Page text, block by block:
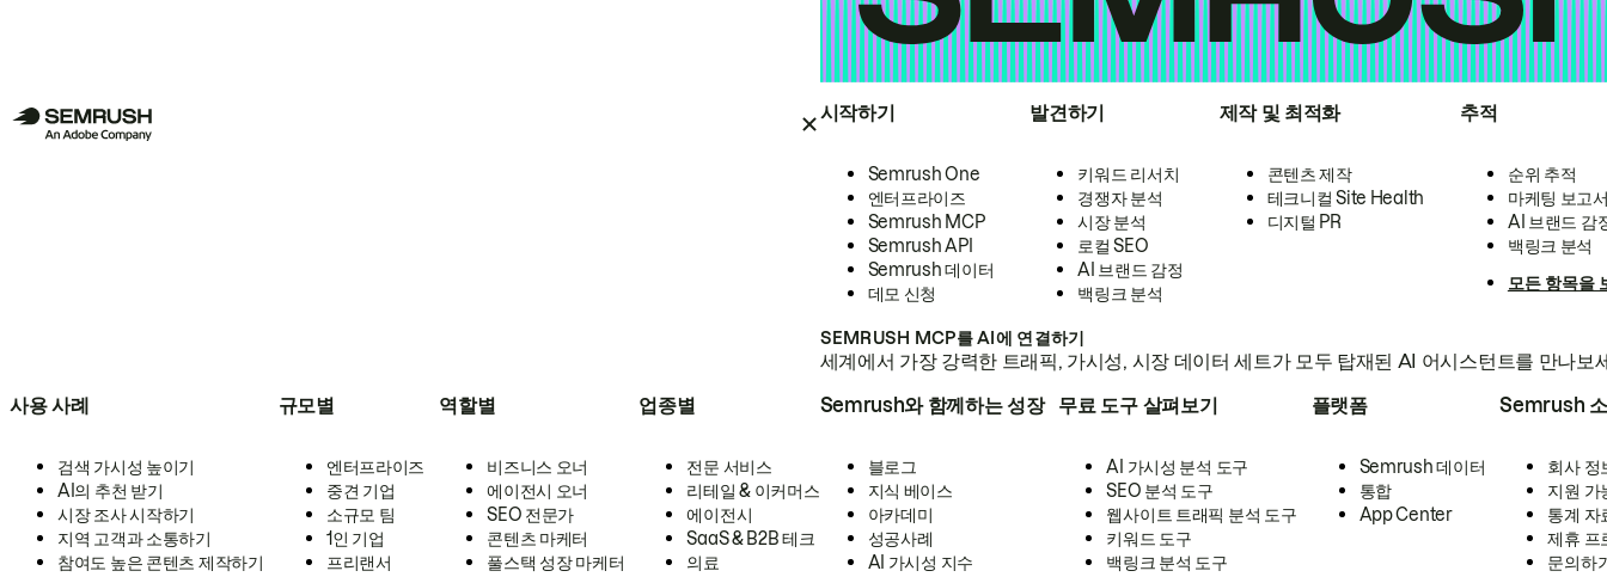
시작하기
Semrush One
엔터프라이즈
Semrush MCP
Semrush API
Semrush 데이터
데모 신청
발견하기
키워드 리서치
경쟁자 분석
시장 분석
로컬 SEO
AI 브랜드 감정
백링크 분석
제작 및 최적화
콘텐츠 제작
테크니컬 Site Health
디지털 PR
추적
순위 추적
마케팅 보고
AI 브랜드 감
백링크 분석
모든 항목을
SEMRUSH MCP를 AI에 연결하기
세계에서 가장 강력한 트래픽, 가시성, 시장 데이터 세트가 모두 탑재된 AI 어시스턴트를 만나보
사용 사례
검색 가시성 높이기
AI의 추천 받기
시장 조사 시작하기
지역 고객과 소통하기
참여도 높은 콘텐츠 제작하기
규모별
엔터프라이즈
중견 기업
소규모 팀
1인 기업
프리랜서
역할별
비즈니스 오너
에이전시 오너
SEO 전문가
콘텐츠 마케터
풀스택 성장 마케터
업종별
전문 서비스
리테일 & 이커머스
에이전시
SaaS & B2B 테크
의료
Semrush와 함께하는 성장
블로그
지식 베이스
아카데미
성공사례
AI 가시성 지수
무료 도구 살펴보기
AI 가시성 분석 도구
SEO 분석 도구
웹사이트 트래픽 분석 도구
키워드 도구
백링크 분석 도구
플랫폼
Semrush 데이터
통합
App Center
Semrush
회사 정
지원 가
통계 자
제휴 프
문의하